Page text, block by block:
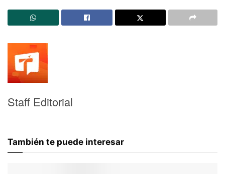
Staff Editorial
También te puede interesar